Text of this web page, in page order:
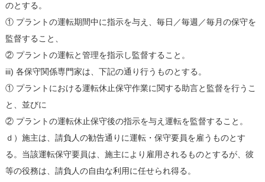
のとする。
① プラントの運転期間中に指示を与え、毎日／毎週／毎月の保守を
監督すること、
② プラントの運転と管理を指示し監督すること。
iii) 各保守関係専門家は、下記の通り行うものとする。
① プラントにおける運転休止保守作業に関する助言と監督を行うこ
と、並びに
② プラントの運転休止保守後の指示を与え運転を監督すること。
ｄ）施主は、請負人の勧告通りに運転・保守要員を雇うものとす
る。当該運転保守要員は、施主により雇用されるものとするが、彼
等の役務は、請負人の自由な利用に任せられ得る。